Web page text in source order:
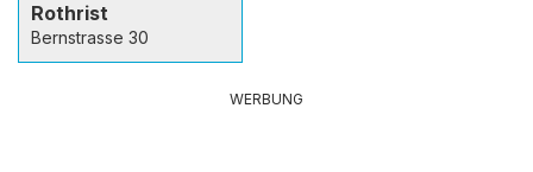
Rothrist
Bernstrasse 30
WERBUNG